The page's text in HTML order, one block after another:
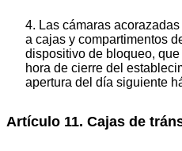
4. Las cámaras
a cajas y compartimentos
dispositivo de bloqueo,
hora de cierre del
apertura del día siguiente
Artículo 11. Cajas de